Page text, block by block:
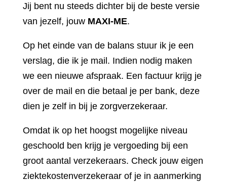
Jij bent nu steeds dichter bij de beste versie
van jezelf, jouw MAXI-ME.
Op het einde van de balans stuur ik je een
verslag, die ik je mail. Indien nodig maken
we een nieuwe afspraak. Een factuur krijg je
over de mail en die betaal je per bank, deze
dien je zelf in bij je zorgverzekeraar.
Omdat ik op het hoogst mogelijke niveau
geschoold ben krijg je vergoeding bij een
groot aantal verzekeraars. Check jouw eigen
ziektekostenverzekeraar of je in aanmerking